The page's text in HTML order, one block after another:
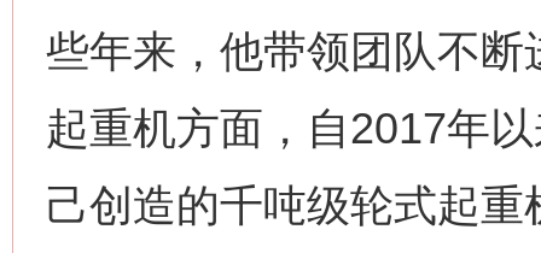
些年来，他带领团队不
起重机方面，自2017年
己创造的千吨级轮式起